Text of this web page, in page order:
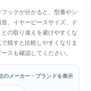
ックが分かると、型番やシ
、イヤーピースサイズ、ド
の取り違えを避けやすくな
残すと比較しやすくなりま
スも確認してください。
のメーカー・ブランドを表示